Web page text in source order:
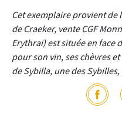
Cet exemplaire provient
de Craeker, vente CGF
Erythrai) est située en face
pour son vin, ses chèvres
de Sybilla, une des